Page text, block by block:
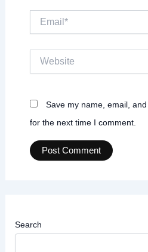
Save my name, email,
for the next time I comment.
Search